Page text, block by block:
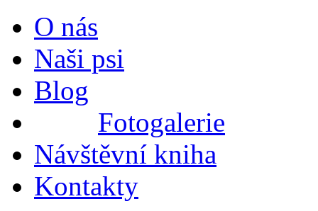
O nás
Naši psi
Blog
Fotogalerie
Návštěvní kniha
Kontakty